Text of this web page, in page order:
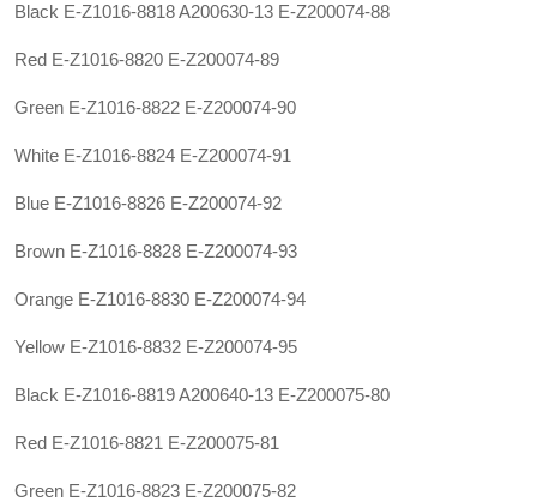
Black E-Z1016-8818A200630-13 E-Z200074-88
Red E-Z1016-8820 E-Z200074-89
Green E-Z1016-8822 E-Z200074-90
White E-Z1016-8824 E-Z200074-91
Blue E-Z1016-8826 E-Z200074-92
Brown E-Z1016-8828 E-Z200074-93
Orange E-Z1016-8830 E-Z200074-94
Yellow E-Z1016-8832 E-Z200074-95
Black E-Z1016-8819A200640-13 E-Z200075-80
Red E-Z1016-8821 E-Z200075-81
Green E-Z1016-8823 E-Z200075-82